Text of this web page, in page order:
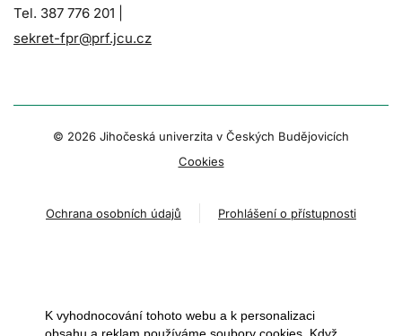
Tel. 387 776 201 |
sekret-fpr@prf.jcu.cz
© 2026 Jihočeská univerzita v Českých Budějovicích
Cookies
Ochrana osobních údajů Prohlášení o přístupnosti
K vyhodnocování tohoto webu a k personalizaci